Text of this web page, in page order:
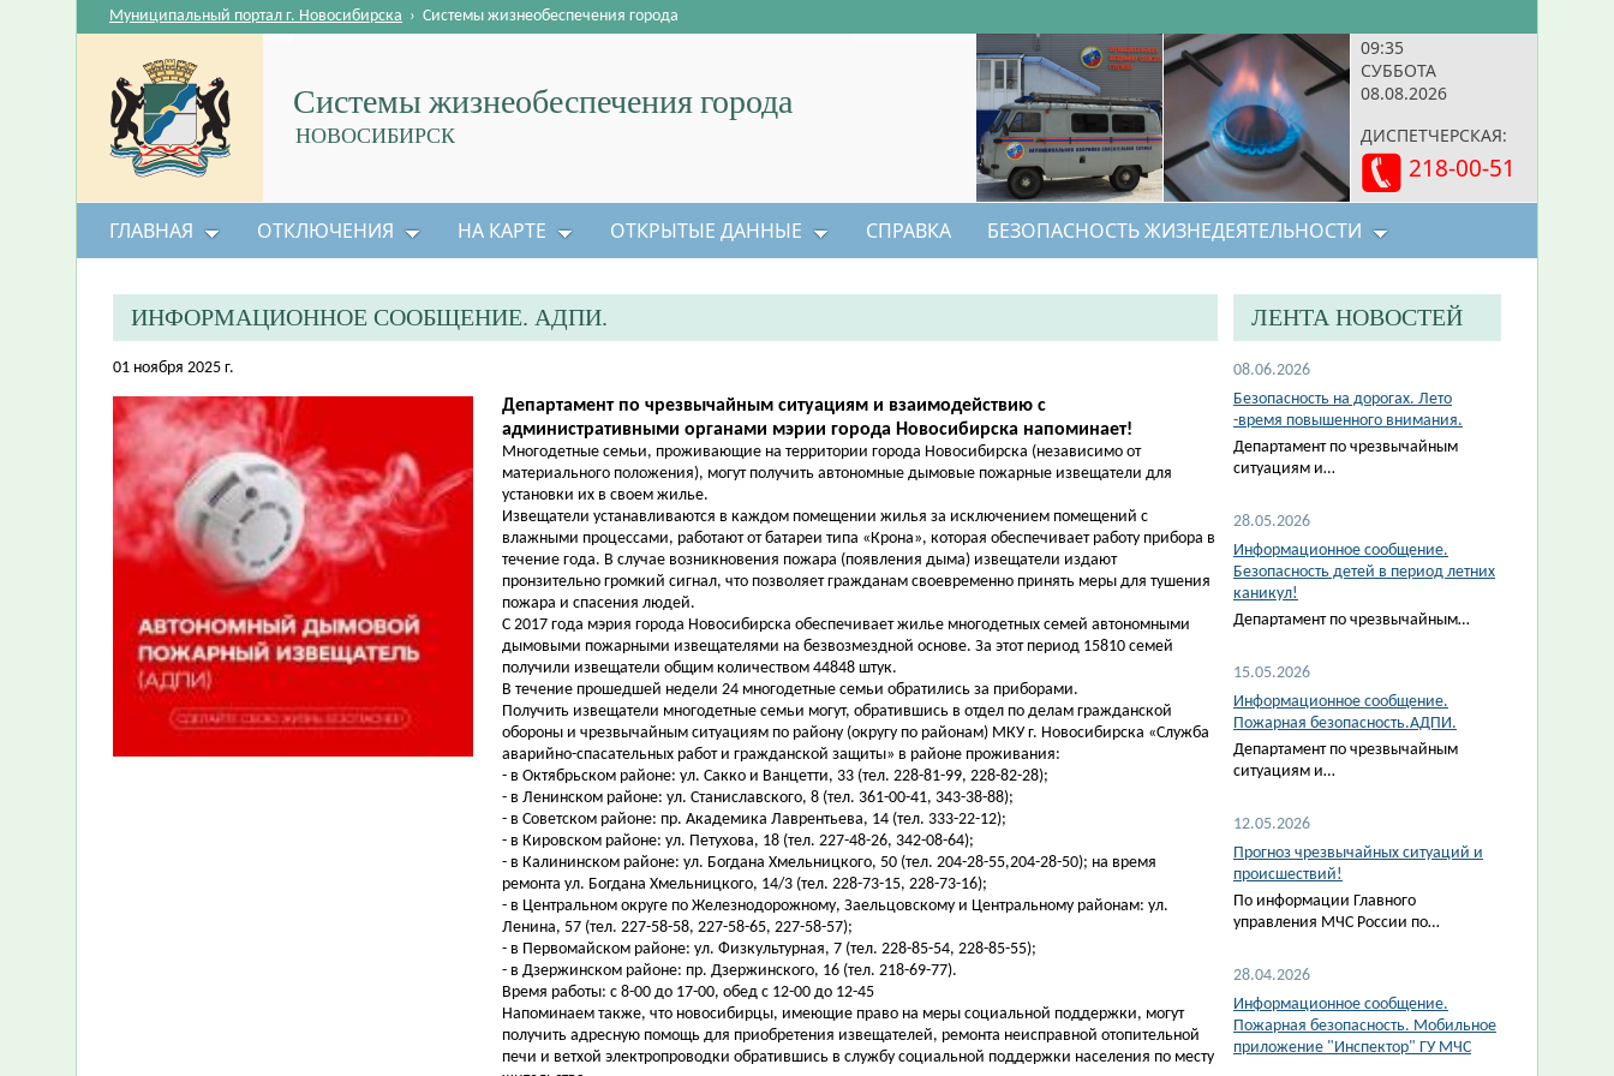
09:35
СУББОТА
08.08.2026
ДИСПЕТЧЕРСКАЯ:
218-00-51
Системы жизнеобеспечения города
НОВОСИБИРСК
Муниципальный портал г. Новосибирска › Системы жизнеобеспечения города
ГЛАВНАЯ ОТКЛЮЧЕНИЯ НА КАРТЕ ОТКРЫТЫЕ ДАННЫЕ СПРАВКА БЕЗОПАСНОСТЬ ЖИЗНЕДЕЯТЕЛЬНОСТИ
ИНФОРМАЦИОННОЕ СООБЩЕНИЕ. АДПИ.
01 ноября 2025 г.
Департамент по чрезвычайным ситуациям и взаимодействию с
административными органами мэрии города Новосибирска напоминает!
Многодетные семьи, проживающие на территории города Новосибирска (независимо от
материального положения), могут получить автономные дымовые пожарные извещатели для
установки их в своем жилье.
Извещатели устанавливаются в каждом помещении жилья за исключением помещений с
влажными процессами, работают от батареи типа «Крона», которая обеспечивает работу прибора в
течение года. В случае возникновения пожара (появления дыма) извещатели издают
пронзительно громкий сигнал, что позволяет гражданам своевременно принять меры для тушения
пожара и спасения людей.
С 2017 года мэрия города Новосибирска обеспечивает жилье многодетных семей автономными
дымовыми пожарными извещателями на безвозмездной основе. За этот период 15810 семей
получили извещатели общим количеством 44848 штук.
В течение прошедшей недели 24 многодетные семьи обратились за приборами.
Получить извещатели многодетные семьи могут, обратившись в отдел по делам гражданской
обороны и чрезвычайным ситуациям по району (округу по районам) МКУ г. Новосибирска «Служба
аварийно-спасательных работ и гражданской защиты» в районе проживания:
- в Октябрьском районе: ул. Сакко и Ванцетти, 33 (тел. 228-81-99, 228-82-28);
- в Ленинском районе: ул. Станиславского, 8 (тел. 361-00-41, 343-38-88);
- в Советском районе: пр. Академика Лаврентьева, 14 (тел. 333-22-12);
- в Кировском районе: ул. Петухова, 18 (тел. 227-48-26, 342-08-64);
- в Калининском районе: ул. Богдана Хмельницкого, 50 (тел. 204-28-55,204-28-50); на время
ремонта ул. Богдана Хмельницкого, 14/3 (тел. 228-73-15, 228-73-16);
- в Центральном округе по Железнодорожному, Заельцовскому и Центральному районам: ул.
Ленина, 57 (тел. 227-58-58, 227-58-65, 227-58-57);
- в Первомайском районе: ул. Физкультурная, 7 (тел. 228-85-54, 228-85-55);
- в Дзержинском районе: пр. Дзержинского, 16 (тел. 218-69-77).
Время работы: с 8-00 до 17-00, обед с 12-00 до 12-45
Напоминаем также, что новосибирцы, имеющие право на меры социальной поддержки, могут
получить адресную помощь для приобретения извещателей, ремонта неисправной отопительной
печи и ветхой электропроводки обратившись в службу социальной поддержки населения по месту
ЛЕНТА НОВОСТЕЙ
08.06.2026
Безопасность на дорогах. Лето
-время повышенного внимания.
Департамент по чрезвычайным
ситуациям и…
28.05.2026
Информационное сообщение.
Безопасность детей в период летних
каникул!
Департамент по чрезвычайным…
15.05.2026
Информационное сообщение.
Пожарная безопасность.АДПИ.
Департамент по чрезвычайным
ситуациям и…
12.05.2026
Прогноз чрезвычайных ситуаций и
происшествий!
По информации Главного
управления МЧС России по…
28.04.2026
Информационное сообщение.
Пожарная безопасность. Мобильное
приложение "Инспектор" ГУ МЧС